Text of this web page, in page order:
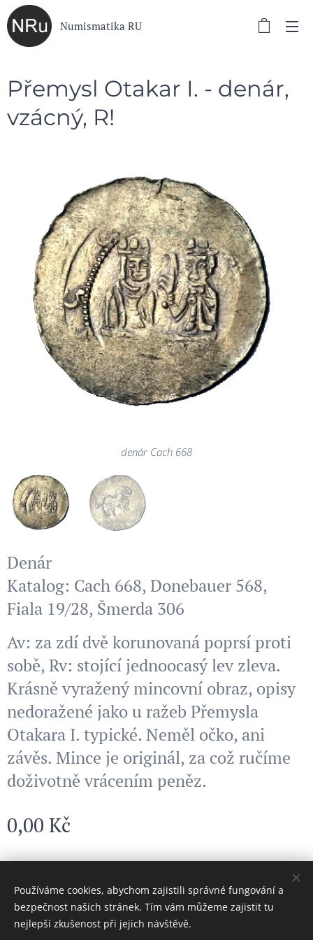
Numismatika RU
Přemysl Otakar I. - denár,
vzácný, R!
denár Cach 668
denár Cach 668
Denár
Katalog: Cach 668, Donebauer 568,
Fiala 19/28, Šmerda 306
Av: za zdí dvě korunovaná poprsí proti
sobě, Rv: stojící jednoocasý lev zleva.
Krásně vyražený mincovní obraz, opisy
nedoražené jako u ražeb Přemysla
Otakara I. typické. Neměl očko, ani
závěs. Mince je originál, za což ručíme
doživotně vrácením peněz.
0,00 Kč
© 2024 Všechna práva vyhrazena
Cookies
Používáme cookies, abychom zajistili správné fungování a
bezpečnost našich stránek. Tím vám můžeme zajistit tu
nejlepší zkušenost při jejich návštěvě.